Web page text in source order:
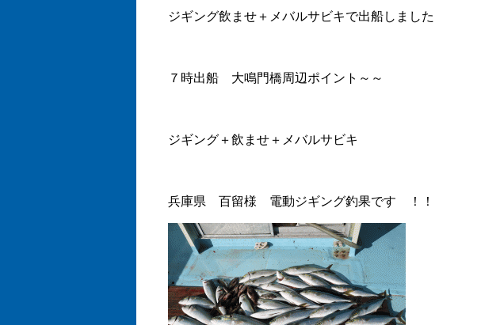
ジギング飲ませ＋メバルサビキで出船しました
７時出船 大鳴門橋周辺ポイント～～
ジギング＋飲ませ＋メバルサビキ
兵庫県 百留様 電動ジギング釣果です ！！